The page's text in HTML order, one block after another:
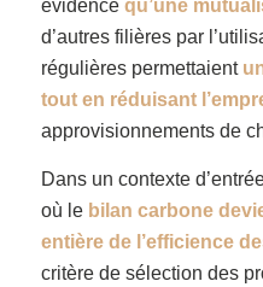
évidence qu’une
d’autres filières par
régulières permettaient
tout en réduisant
approvisionnements de
Dans un contexte
où le bilan carbone
entière de l’efficience
critère de sélection des